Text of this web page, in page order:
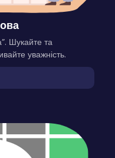
Шукайте та
уважність.